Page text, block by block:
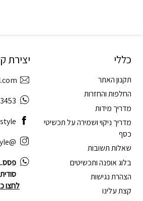
כללי
תקנון האתר
החלפות והחזרות
מדריך מידות
מדריך ניקוי ושמירה על תכשיטי
כסף
שאלות תשובות
בלוג אופנה ותכשיטים
הצהרת נגישות
קצת עלינו
יצירת
@tao.style
סודית
לחצו